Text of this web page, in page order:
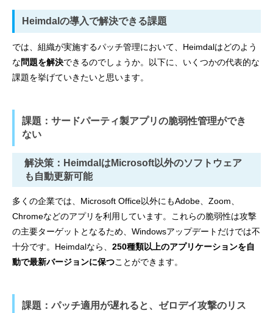
Heimdalの導入で解決できる課題
では、組織が実施するパッチ管理において、Heimdalはどのよう
な問題を解決できるのでしょうか。以下に、いくつかの代表的な
課題を挙げていきたいと思います。
課題：サードパーティ製アプリの脆弱性管理ができ
ない
解決策：HeimdalはMicrosoft以外のソフトウェア
も自動更新可能
多くの企業では、Microsoft Office以外にもAdobe、Zoom、
Chromeなどのアプリを利用しています。これらの脆弱性は攻撃
の主要ターゲットとなるため、Windowsアップデートだけでは不
十分です。Heimdalなら、 250種類以上のアプリケーションを自
動で最新バージョンに保つことができます。
課題：パッチ適用が遅れると、ゼロデイ攻撃のリス